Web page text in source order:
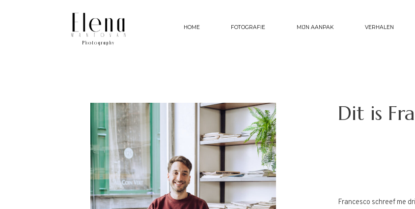
HOME FOTOGRAFIE MIJN AANPAK VERHALEN
Dit is
Francesco schreef me